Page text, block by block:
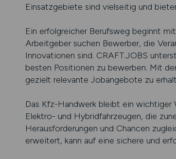
Einsatzgebiete sind vielseitig und
Ein erfolgreicher Berufsweg beginnt
Arbeitgeber suchen Bewerber, die
Innovationen sind. CRAFT.JOBS
besten Positionen zu bewerben. Mit
gezielt relevante Jobangebote zu
Das Kfz-Handwerk bleibt ein
Elektro- und Hybridfahrzeugen, die
Herausforderungen und Chancen
erweitert, kann auf eine sichere und